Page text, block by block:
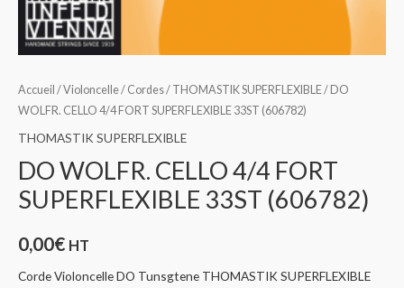
Accueil /Violoncelle/ Cordes/ THOMASTIK SUPERFLEXIBLE/ DO
WOLFR. CELLO 4/4 FORT SUPERFLEXIBLE 33ST (606782)
THOMASTIK SUPERFLEXIBLE
DO WOLFR. CELLO 4/4 FORT
SUPERFLEXIBLE 33ST (606782)
0,00€ HT
Corde Violoncelle DO Tunsgtene THOMASTIK SUPERFLEXIBLE